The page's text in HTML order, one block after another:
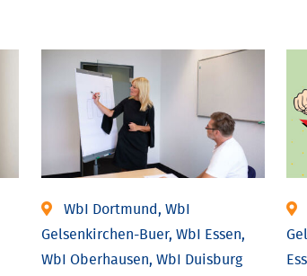
WbI Dortmund, WbI
Gelsenkirchen-Buer, WbI Essen,
WbI Oberhausen, WbI Duisburg